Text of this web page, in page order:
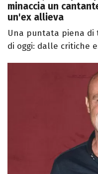
minaccia un
un'ex allieva
Una puntata piena di
di oggi: dalle critiche